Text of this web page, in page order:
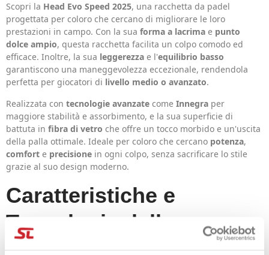
Scopri la Head Evo Speed 2025, una racchetta da padel
progettata per coloro che cercano di migliorare le loro
prestazioni in campo. Con la sua forma a lacrima e punto
dolce ampio, questa racchetta facilita un colpo comodo ed
efficace. Inoltre, la sua leggerezza e l'equilibrio basso
garantiscono una maneggevolezza eccezionale, rendendola
perfetta per giocatori di livello medio o avanzato.
Realizzata con tecnologie avanzate come Innegra per
maggiore stabilità e assorbimento, e la sua superficie di
battuta in fibra di vetro che offre un tocco morbido e un'uscita
della palla ottimale. Ideale per coloro che cercano potenza,
comfort e precisione in ogni colpo, senza sacrificare lo stile
grazie al suo design moderno.
Caratteristiche e
Tecnologie della
Racchetta da Padel Head